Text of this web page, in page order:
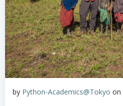
by Python-Academics@Tokyo on